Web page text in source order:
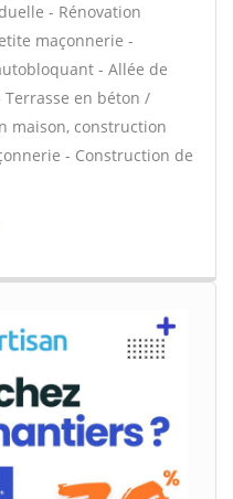
- Rénovation
maçonnerie -
- Allée de
en béton /
maison, construction
- Construction de